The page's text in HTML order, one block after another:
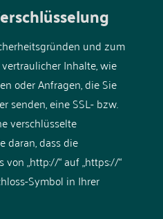
und zum
Inhalte, wie
oder Anfragen, die Sie
senden, eine SSL- bzw.
verschlüsselte
daran, dass die
„http://“ auf „https://“
Symbol in Ihrer